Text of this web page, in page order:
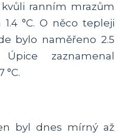
ranním mrazům
°C. O něco tepleji
bylo naměřeno 2.5
zaznamenal
byl dnes mírný až